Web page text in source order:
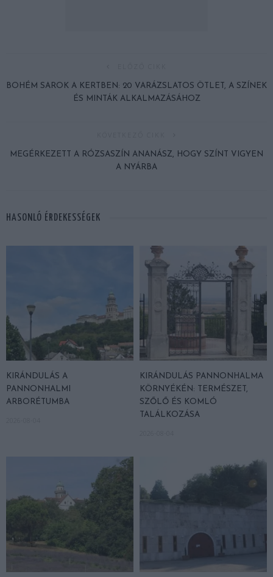
BOHÉM SAROK A KERTBEN: 20 VARÁZSLATOS ÖTLET, A SZÍNEK
ÉS MINTÁK ALKALMAZÁSÁHOZ
MEGÉRKEZETT A RÓZSASZÍN ANANÁSZ, HOGY SZÍNT VIGYEN
A NYÁRBA
HASONLÓ ÉRDEKESSÉGEK
KIRÁNDULÁS A
PANNONHALMI
ARBORÉTUMBA
KIRÁNDULÁS PANNONHALMA
KÖRNYÉKÉN: TERMÉSZET,
SZŐLŐ ÉS KOMLÓ
TALÁLKOZÁSA